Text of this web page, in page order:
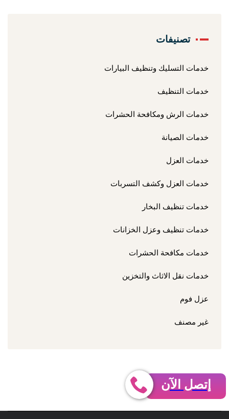
تصنيفات
خدمات التسليك وتنظيف البيارات
خدمات التنظيف
خدمات الرش ومكافحة الحشرات
خدمات الصيانة
خدمات العزل
خدمات العزل وكشف التسربات
خدمات تنظيف البخار
خدمات تنظيف وعزل الخزانات
خدمات مكافحة الحشرات
خدمات نقل الاثاث والتخزين
عزل فوم
غير مصنف
إتصل الآن